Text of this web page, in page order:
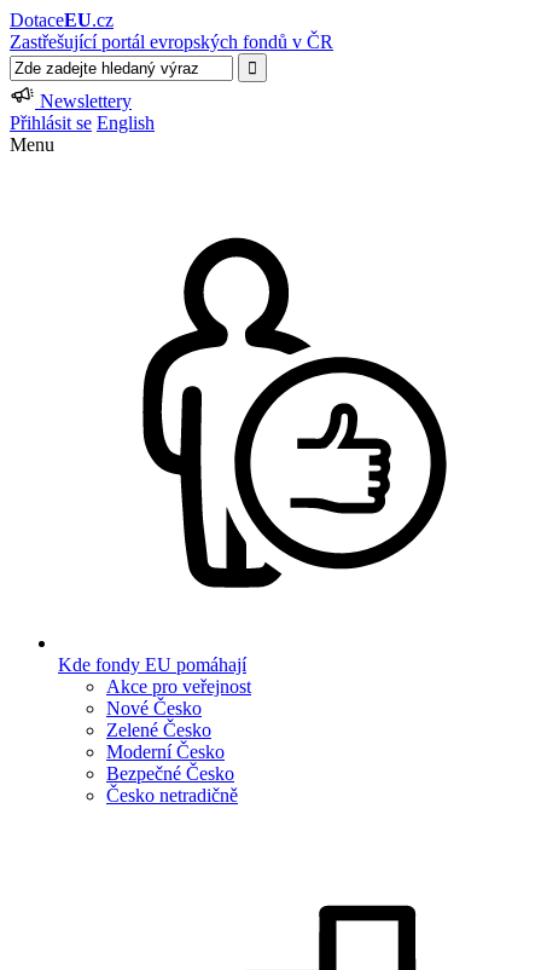
DotaceEU.cz
Zastřešující portál evropských fondů v ČR
Newslettery
Přihlásit se English
Menu
Kde fondy EU pomáhají
Akce pro veřejnost
Nové Česko
Zelené Česko
Moderní Česko
Bezpečné Česko
Česko netradičně